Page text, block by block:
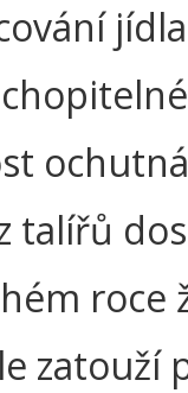
talířů
roce
zatouží